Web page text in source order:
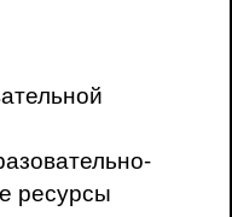
ресурсы